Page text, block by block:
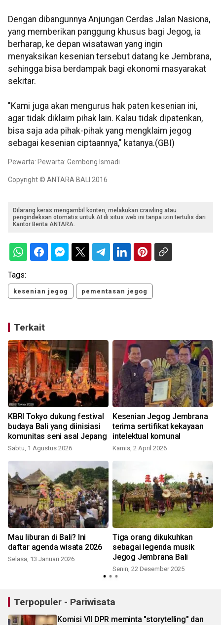
Dengan dibangunnya Anjungan Cerdas Jalan Nasiona,
yang memberikan panggung khusus bagi Jegog, ia
berharap, ke depan wisatawan yang ingin
menyaksikan kesenian tersebut datang ke Jembrana,
sehingga bisa berdampak bagi ekonomi masyarakat
sekitar.
"Kami juga akan mengurus hak paten kesenian ini,
agar tidak diklaim pihak lain. Kalau tidak dipatenkan,
bisa saja ada pihak-pihak yang mengklaim jegog
sebagai kesenian ciptaannya," katanya.(GBI)
Pewarta: Pewarta: Gembong Ismadi
Copyright © ANTARA BALI 2016
Dilarang keras mengambil konten, melakukan crawling atau
pengindeksan otomatis untuk AI di situs web ini tanpa izin tertulis dari
Kantor Berita ANTARA.
Tags:
kesenian jegog pementasan jegog
Terkait
KBRI Tokyo dukung festival
budaya Bali yang diinisiasi
komunitas seni asal Jepang
Sabtu, 1 Agustus 2026
Kesenian Jegog Jembrana
terima sertifikat kekayaan
intelektual komunal
Kamis, 2 April 2026
Mau liburan di Bali? Ini
daftar agenda wisata 2026
Selasa, 13 Januari 2026
Tiga orang dikukuhkan
sebagai legenda musik
Jegog Jembrana Bali
Senin, 22 Desember 2025
Terpopuler - Pariwisata
Komisi VII DPR meminta "storytelling" dan